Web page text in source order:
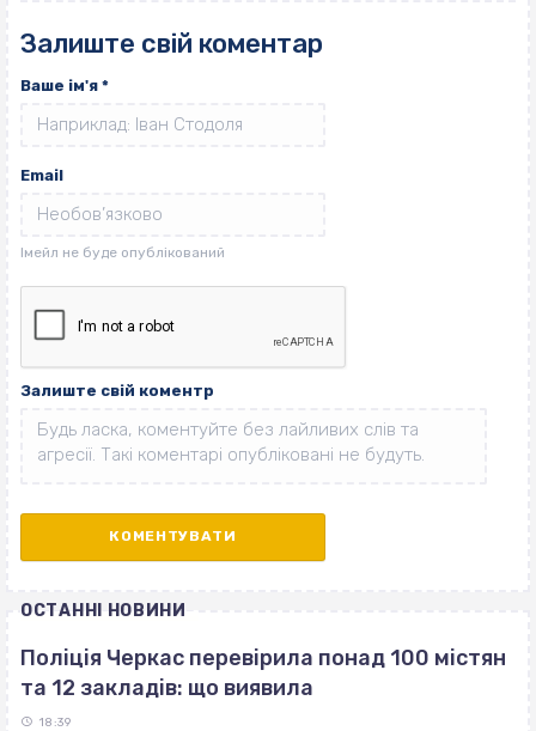
Залиште свій коментар
Ваше ім'я *
Email
Залиште свій коментр
ОСТАННІ НОВИНИ
Поліція Черкас перевірила понад 100 містян
та 12 закладів: що виявила
18:39